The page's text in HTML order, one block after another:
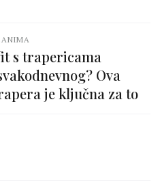
s trapericama
Ova
je ključna za to